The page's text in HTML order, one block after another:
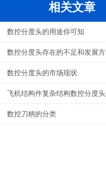
相关文章
数控分度头的用途你可知
数控分度头存在的不足和发展方
数控分度头的市场现状
数控刀柄的分类